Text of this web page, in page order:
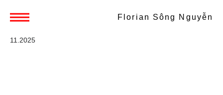
Florian Sông Nguyễn
11.2025